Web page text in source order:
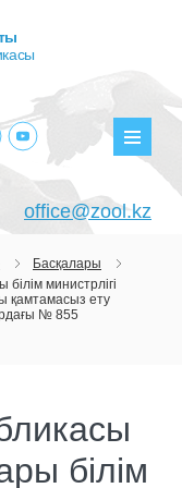
office@zool.kz
youtube.com
Басқалары
министрлігі
қамтамасыз ету
№ 855
білім